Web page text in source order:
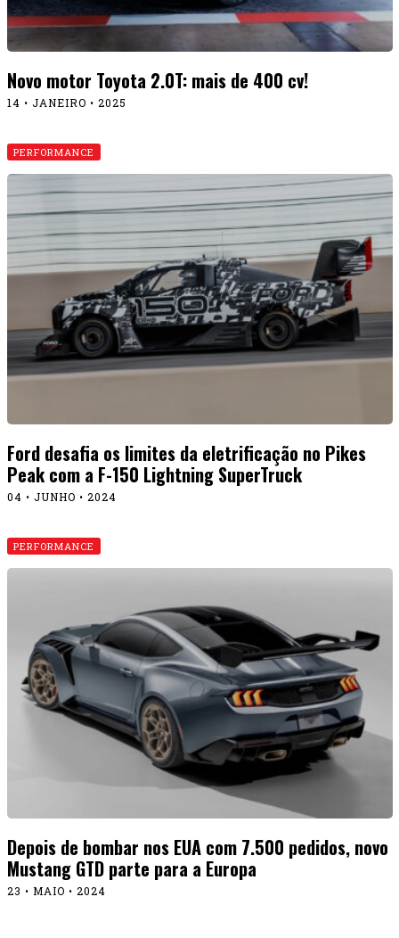
Novo motor Toyota 2.0T: mais de 400 cv!
14 • JANEIRO • 2025
PERFORMANCE
Ford desafia os limites da eletrificação no Pikes
Peak com a F-150 Lightning SuperTruck
04 • JUNHO • 2024
PERFORMANCE
Depois de bombar nos EUA com 7.500 pedidos, novo
Mustang GTD parte para a Europa
23 • MAIO • 2024